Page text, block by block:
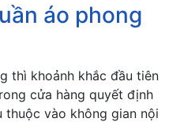
áo phong
thì khoảnh khắc đầu tiên
cửa hàng quyết định
thuộc vào không gian nội